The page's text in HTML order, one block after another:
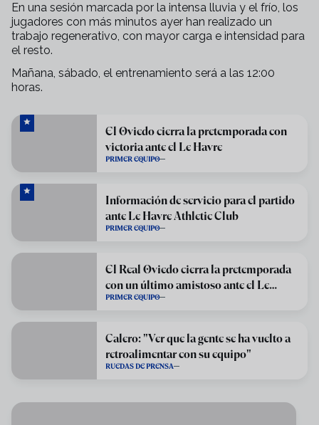
En una sesión marcada por la intensa lluvia y el frío, los
jugadores con más minutos ayer han realizado un
trabajo regenerativo, con mayor carga e intensidad para
el resto.
Mañana, sábado, el entrenamiento será a las 12:00
horas.
El Oviedo cierra la pretemporada con
victoria ante el Le Havre
PRIMER EQUIPO
Información de servicio para el partido
ante Le Havre Athletic Club
PRIMER EQUIPO
El Real Oviedo cierra la pretemporada
con un último amistoso ante el Le
Havre
PRIMER EQUIPO
Calero: "Ver que la gente se ha vuelto a
retroalimentar con su equipo"
RUEDAS DE PRENSA